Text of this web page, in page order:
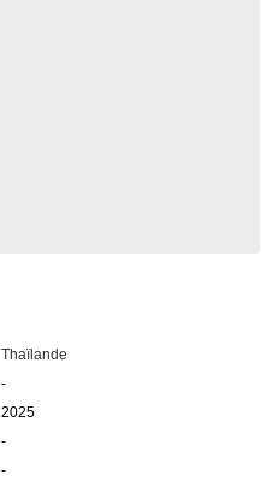
Thaïlande
-
2025
-
-